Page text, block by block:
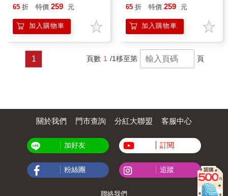
65 折 特價 259 元
加入購物車
65 折 特價 259 元
加入購物車
1 頁數 1 /1移至第 頁
關於我們 門市查詢 分紅大聯盟 客服中心
加好友 訂閱
粉絲團 追蹤
聯絡我們